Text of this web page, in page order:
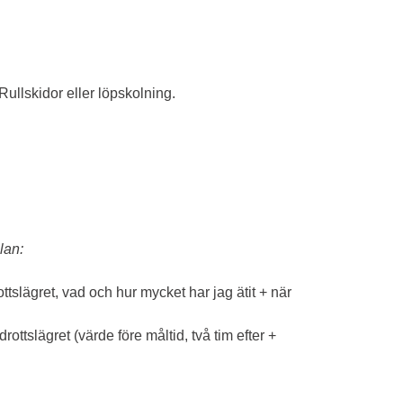
eller löpskolning.
vad och hur mycket har jag ätit + när
(värde före måltid, två tim efter +